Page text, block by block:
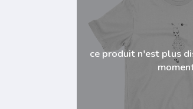
ce produit n'est plus